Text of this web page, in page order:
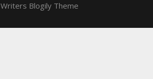
Writers Blogily Theme